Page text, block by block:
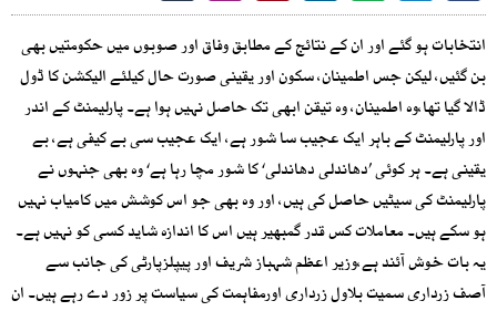
انتخابات ہو گئے اور ان کے نتائج کے مطابق وفاق اور صوبوں میں حکومتیں بھی
بن گئیں، لیکن جس اطمینان، سکون اور یقینی صورت حال کیلئے الیکشن کا ڈول
ڈالا گیا تھا،وہ اطمینان، وہ تیقن ابھی تک حاصل نہیں ہوا ہے۔ پارلیمنٹ کے اندر
اور پارلیمنٹ کے باہر ایک عجیب سا شور ہے، ایک عجیب سی بے کیفی ہے، بے
یقینی ہے۔ ہر کوئی ’دھاندلی دھاندلی‘ کا شور مچا رہا ہے‘ وہ بھی جنہوں نے
پارلیمنٹ کی سیٹیں حاصل کی ہیں، اور وہ بھی جو اس کوشش میں کامیاب نہیں
ہو سکے ہیں۔ معاملات کس قدر گمبھیر ہیں اس کا اندازہ شاید کسی کو نہیں ہے۔
یہ بات خوش آئند ہے،وزیر اعظم شہباز شریف اور پیپلزپارٹی کی جانب سے
آصف زرداری سمیت بلاول زرداری اورمفاہمت کی سیاست پر زور دے رہے ہیں۔ ان